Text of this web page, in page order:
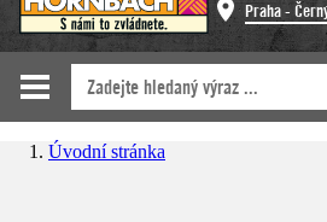
Praha -
Úvodní stránka